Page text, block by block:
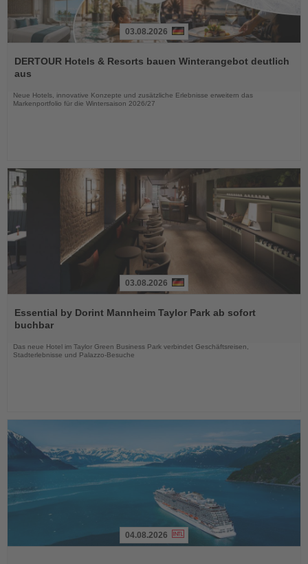
Sie
die
03.08.2026
DERTOUR Hotels & Resorts bauen Winterangebot deutlich
aus
Neue Hotels, innovative Konzepte und zusätzliche Erlebnisse erweitern das
Markenportfolio für die Wintersaison 2026/27
Sie
die
03.08.2026
Essential by Dorint Mannheim Taylor Park ab sofort
buchbar
Das neue Hotel im Taylor Green Business Park verbindet Geschäftsreisen,
Stadterlebnisse und Palazzo-Besuche
04.08.2026